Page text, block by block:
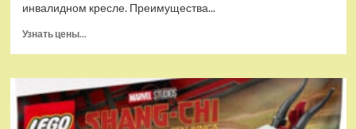
инвалидном кресле. Преимущества...
Узнать цены...
(EU)
Конструктор
LEGO
City